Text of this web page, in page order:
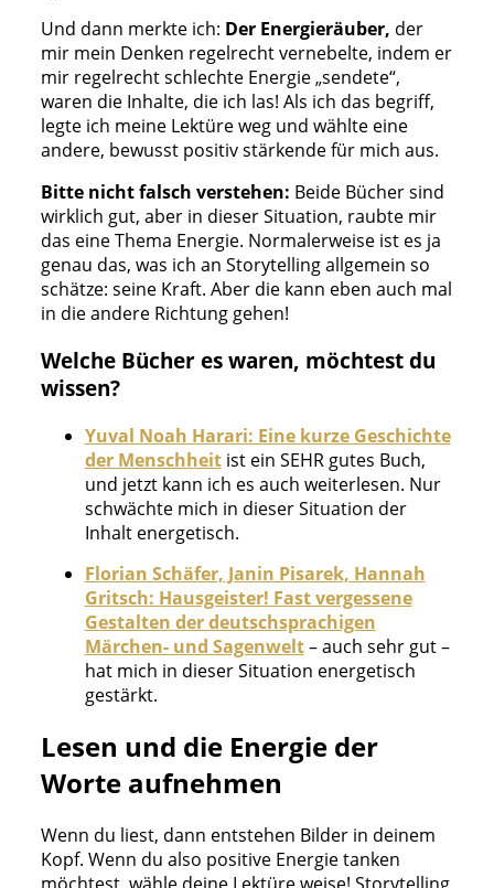
Und dann merkte ich: Der Energieräuber, der
mir mein Denken regelrecht vernebelte, indem er
mir regelrecht schlechte Energie „sendete“,
waren die Inhalte, die ich las! Als ich das begriff,
legte ich meine Lektüre weg und wählte eine
andere, bewusst positiv stärkende für mich aus.
Bitte nicht falsch verstehen: Beide Bücher sind
wirklich gut, aber in dieser Situation, raubte mir
das eine Thema Energie. Normalerweise ist es ja
genau das, was ich an Storytelling allgemein so
schätze: seine Kraft. Aber die kann eben auch mal
in die andere Richtung gehen!
Welche Bücher es waren, möchtest du
wissen?
Yuval Noah Harari: Eine kurze Geschichte
der Menschheitist ein SEHR gutes Buch,
und jetzt kann ich es auch weiterlesen. Nur
schwächte mich in dieser Situation der
Inhalt energetisch.
Florian Schäfer, Janin Pisarek, Hannah
Gritsch: Hausgeister! Fast vergessene
Gestalten der deutschsprachigen
Märchen- und Sagenwelt– auch sehr gut –
hat mich in dieser Situation energetisch
gestärkt.
Lesen und die Energie der
Worte aufnehmen
Wenn du liest, dann entstehen Bilder in deinem
Kopf. Wenn du also positive Energie tanken